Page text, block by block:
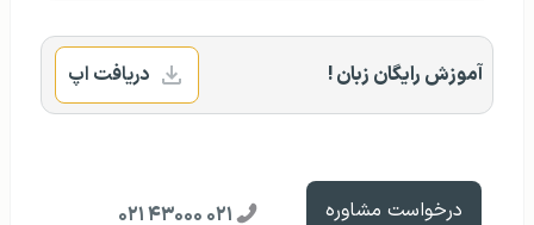
آموزش رایگان زبان ! دریافت اپ
درخواست مشاوره ۰۲۱ ۴۳۰۰۰ ۰۲۱